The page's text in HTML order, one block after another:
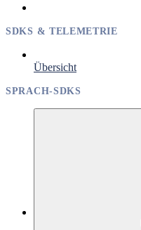
SDKS & TELEMETRIE
Übersicht
SPRACH-SDKS